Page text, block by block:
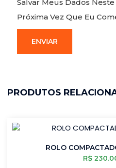
Salvar Meus Dados
Próxima Vez Que Eu
PRODUTOS
ROLO
R$